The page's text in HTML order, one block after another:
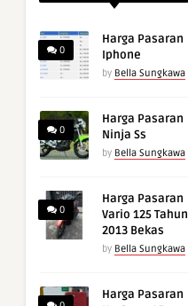
0
Harga Pasaran
Iphone
by Bella Sungkawa
0
Harga Pasaran
Ninja Ss
by Bella Sungkawa
0
Harga Pasaran
Vario 125 Tahun
2013 Bekas
by Bella Sungkawa
Harga Pasaran